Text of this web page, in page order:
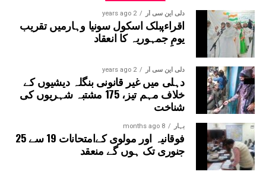
اپیل کی کہ اگر وہ اس پر عمل درآمد کو روکنا
چاہتے ہیں تو بڑی تعداد میں احتجاج میں شامل
ہوں۔
دلی این سی آر 2 years ago
اقراءپبلک اسکول سونیا وہارمیں تقریب
یومِ جمہوریہ کا انعقاد
دلی این سی آر 2 years ago
دہلی میں غیر قانونی بنگلہ دیشیوں کے
خلاف مہم تیز، 175 مشتبہ شہریوں کی
شناخت
بہار 8 months ago
فوقانیہ اور مولوی کےامتحانات 19 سے 25
جنوری تک ہوں گے منعقد